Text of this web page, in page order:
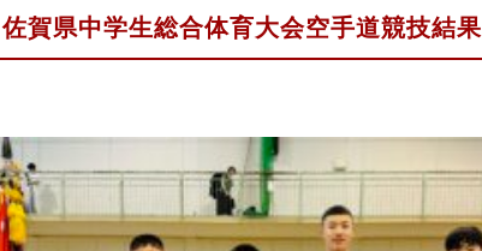
佐賀県中学生総合体育大会空手道競技結果